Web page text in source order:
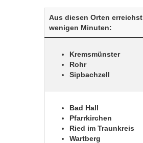
Aus diesen Orten
wenigen Minuten:
Kremsmünster
Rohr
Sipbachzell
Bad Hall
Pfarrkirchen
Ried im Traunkreis
Wartberg